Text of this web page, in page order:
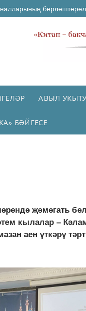
АВЫЛ
БӘЙГЕСЕ
җәмәгать
кылалар –
аен үткәрү